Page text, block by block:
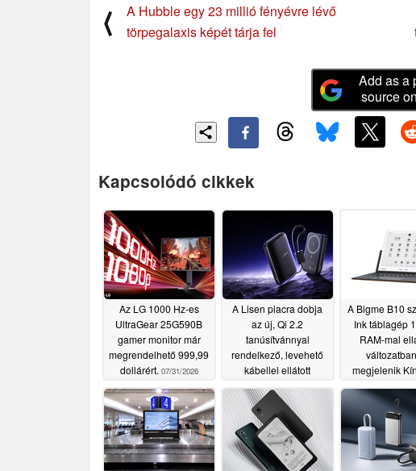
⟨
A Hubble egy 23 millió fényévre lévő
törpegalaxis képét tárja fel
Add as a
source
Kapcsolódó cikkek
Az LG 1000 Hz-es
UltraGear 25G590B
gamer monitor már
megrendelhető 999,99
dollárért. 07/31/2026
A Lisen piacra dobja
az új, Qi 2.2
tanúsítvánnyal
rendelkező, levehető
kábellel ellátott
akkumulátort07/02/2026
A Bigme B10
Ink táblagép
RAM-mal
megjelenik
06/29/2026